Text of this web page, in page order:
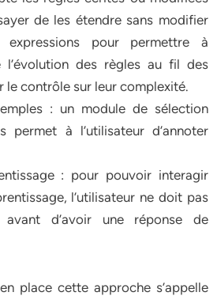
de les étendre sans modifier
expressions pour permettre à
l’évolution des règles au fil des
le contrôle sur leur complexité.
: un module de sélection
permet à l’utilisateur d’annoter
: pour pouvoir interagir
l’utilisateur ne doit pas
avant d’avoir une réponse de
place cette approche s’appelle